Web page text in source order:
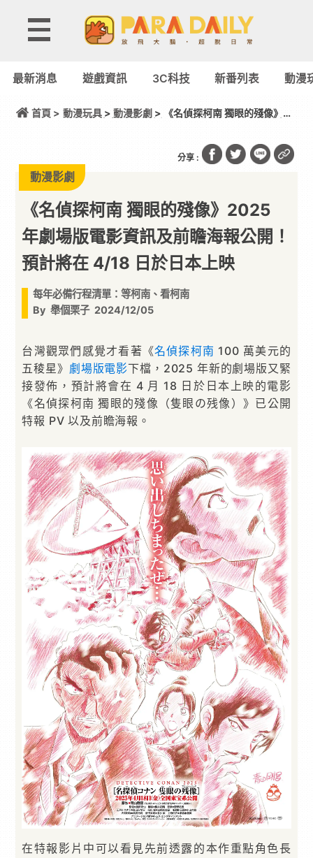
最新消息 遊戲資訊 3C科技 新番列表 動漫
首頁 > 動漫玩具> 動漫影劇 > 《名偵探柯南 獨眼的殘像》
分享 :
動漫影劇
《名偵探柯南 獨眼的殘像》2025
年劇場版電影資訊及前瞻海報公開！
預計將在 4/18 日於日本上映
每年必備行程清單：等柯南、看柯南
By 舉個栗子 2024/12/05
台灣觀眾們感覺才看著《名偵探柯南 100 萬美元的
五稜星》 劇場版電影下檔，2025 年新的劇場版又緊
接發佈，預計將會在 4 月 18 日於日本上映的電影
《名偵探柯南 獨眼的殘像（隻眼の残像）》已公開
特報 PV 以及前瞻海報。
在特報影片中可以看見先前透露的本作重點角色長